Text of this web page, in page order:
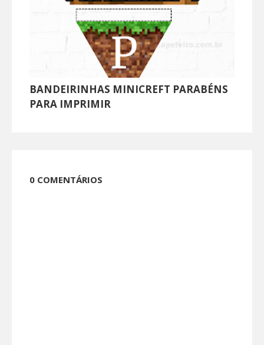
BANDEIRINHAS MINICREFT PARABÉNS
PARA IMPRIMIR
0 COMENTÁRIOS